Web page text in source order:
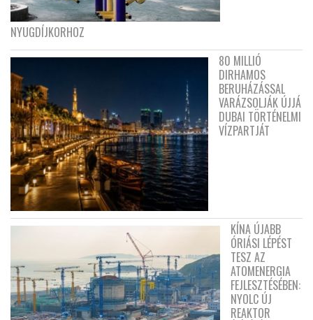
NYUGDÍJKORHOZ
80 MILLIÓ
DIRHAMOS
BERUHÁZÁSSAL
VARÁZSOLJÁK ÚJJÁ
DUBAI TÖRTÉNELMI
VÍZPARTJÁT
KÍNA ÚJABB
ÓRIÁSI LÉPÉST
TESZ AZ
ATOMENERGIA
FEJLESZTÉSÉBEN:
NYOLC ÚJ
REAKTOR